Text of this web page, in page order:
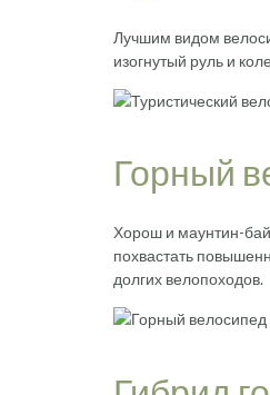
Лучшим видом
изогнутый руль и
Горный
Хорош и маунтин-
похвастать
долгих велопоходов.